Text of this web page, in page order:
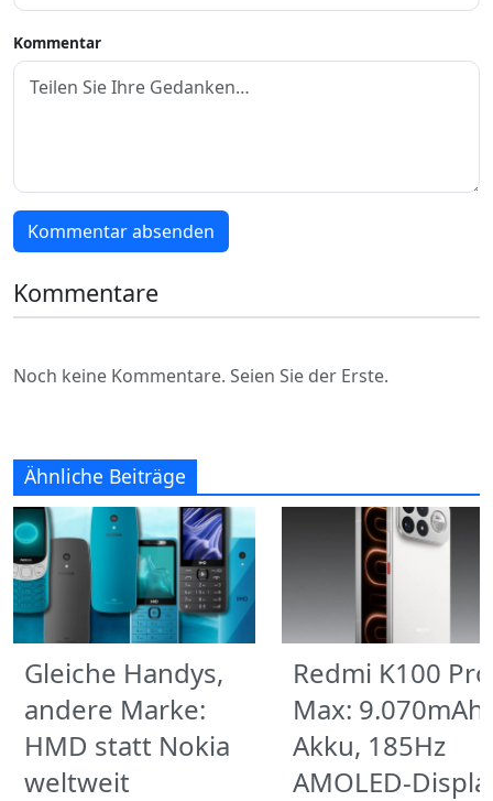
Kommentar
Kommentar absenden
Kommentare
Noch keine Kommentare. Seien Sie der Erste.
Ähnliche Beiträge
Gleiche Handys,
andere Marke:
HMD statt Nokia
weltweit
Redmi K100 Pro
Max: 9.070mAh
Akku, 185Hz
AMOLED-